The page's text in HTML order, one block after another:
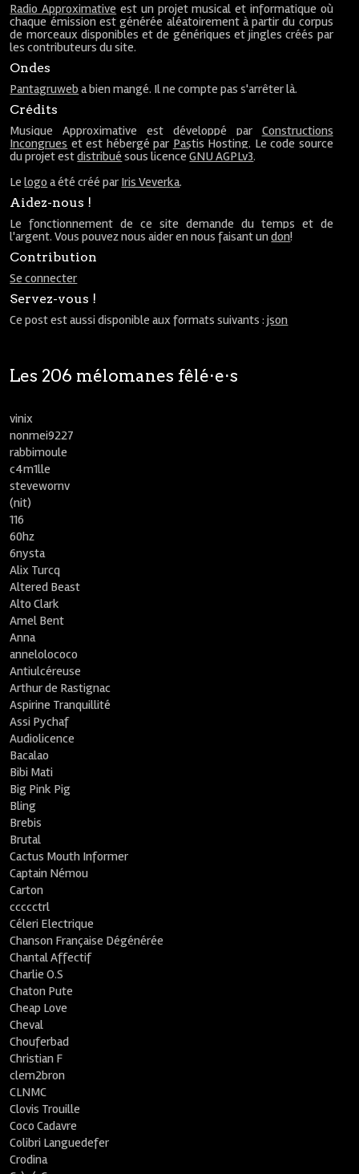
Radio Approximative est un projet musical et informatique où
chaque émission est générée aléatoirement à partir du corpus
de morceaux disponibles et de génériques et jingles créés par
les contributeurs du site.
Ondes
Pantagruweb a bien mangé. Il ne compte pas s'arrêter là.
Crédits
Musique Approximative est développé par Constructions
Incongrues et est hébergé par Pastis Hosting. Le code source
du projet estdistribué sous licenceGNU AGPLv3.
Lelogo a été créé par Iris Veverka.
Aidez-nous !
Le fonctionnement de ce site demande du temps et de
l'argent. Vous pouvez nous aider en nous faisant undon!
Contribution
Se connecter
Servez-vous !
Ce post est aussi disponible aux formats suivants :json
Les 206 mélomanes fêlé⋅e⋅s
vinix
nonmei9227
rabbimoule
c4m1lle
stevewornv
(nit)
116
60hz
6nysta
Alix Turcq
Altered Beast
Alto Clark
Amel Bent
Anna
annelolococo
Antiulcéreuse
Arthur de Rastignac
Aspirine Tranquillité
Assi Pychaf
Audiolicence
Bacalao
Bibi Mati
Big Pink Pig
Bling
Brebis
Brutal
Cactus Mouth Informer
Captain Némou
Carton
ccccctrl
Céleri Electrique
Chanson Française Dégénérée
Chantal Affectif
Charlie O.S
Chaton Pute
Cheap Love
Cheval
Chouferbad
Christian F
clem2bron
CLNMC
Clovis Trouille
Coco Cadavre
Colibri Languedefer
Crodina